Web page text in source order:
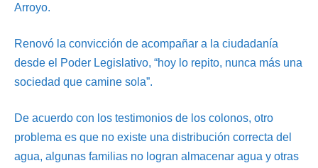
Arroyo.
Renovó la convicción de acompañar a la ciudadanía
desde el Poder Legislativo, “hoy lo repito, nunca más una
sociedad que camine sola”.
De acuerdo con los testimonios de los colonos, otro
problema es que no existe una distribución correcta del
agua, algunas familias no logran almacenar agua y otras